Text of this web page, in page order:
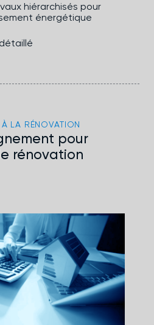
hiérarchisés pour
énergétique
LA RÉNOVATION
pour
rénovation